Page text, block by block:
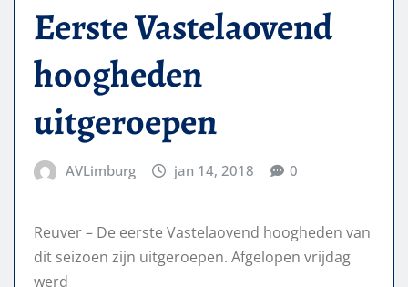
Eerste Vastelaovend
hoogheden
uitgeroepen
AVLimburg jan 14, 2018 0
Reuver – De eerste Vastelaovend hoogheden van
dit seizoen zijn uitgeroepen. Afgelopen vrijdag
werd